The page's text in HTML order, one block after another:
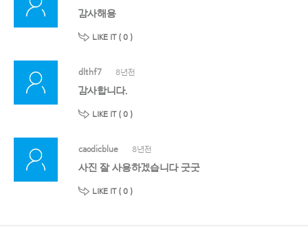
감사해용
LIKE IT ( 0 )
dlthf7 8년전
감사합니다.
LIKE IT ( 0 )
caodicblue 8년전
사진 잘 사용하겠습니다 굿굿
LIKE IT ( 0 )